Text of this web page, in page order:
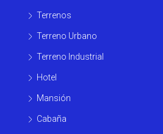
Terrenos
Terreno Urbano
Terreno Industrial
Hotel
Mansión
Cabaña